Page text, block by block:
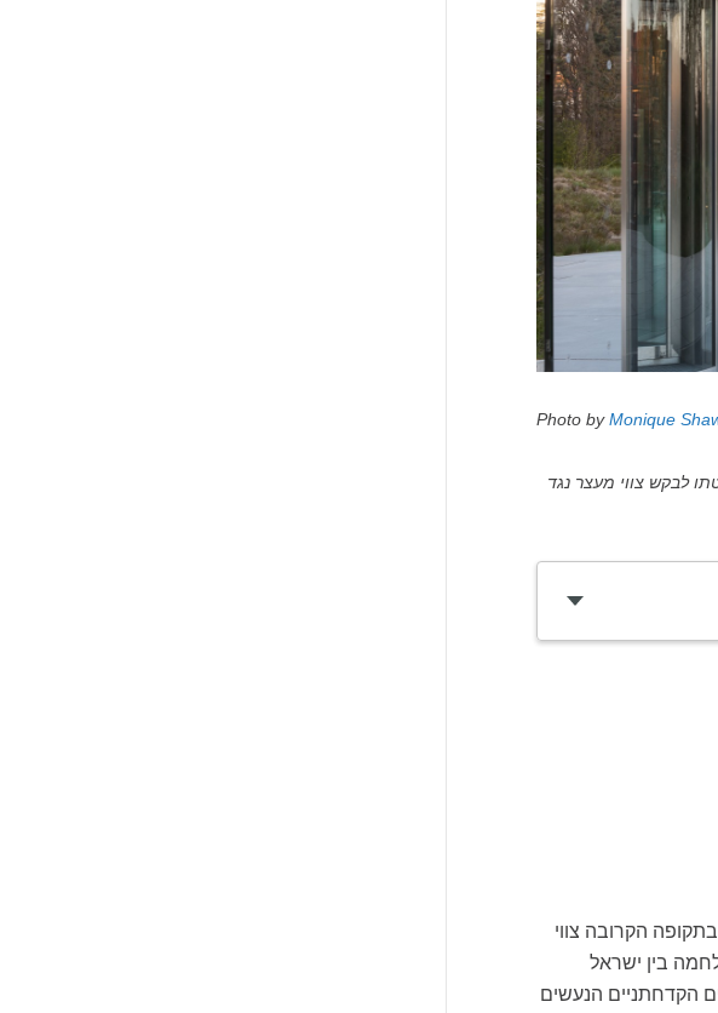
Photo byMonique
הדין על החלטתו לבקש צווי מעצר נגד
הקרובה צווי
בין ישראל
הקדחתניים הנעשים